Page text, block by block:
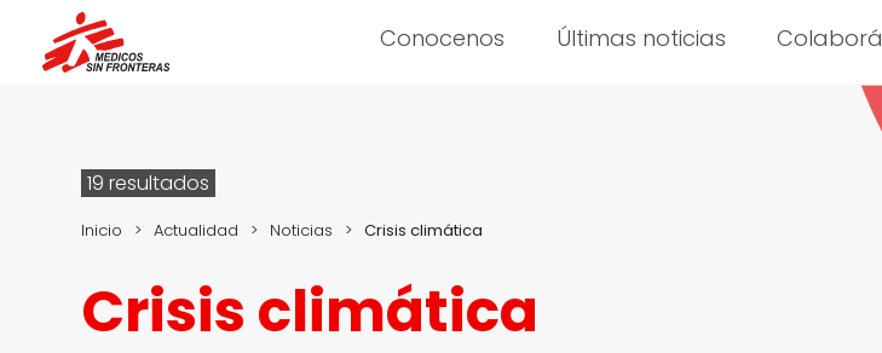
Conocenos Últimas noticias Colaborá
19 resultados
Inicio > Actualidad > Noticias > Crisis climática
Crisis climática